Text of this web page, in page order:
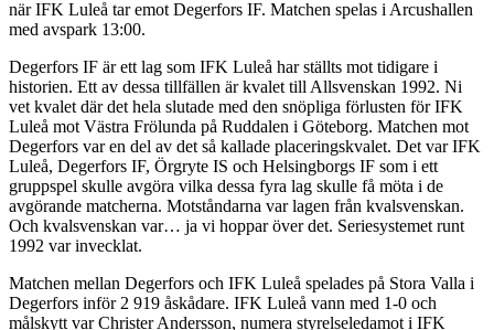
när IFK Luleå tar emot Degerfors IF. Matchen spelas i Arcushallen
med avspark 13:00.
Degerfors IF är ett lag som IFK Luleå har ställts mot tidigare i
historien. Ett av dessa tillfällen är kvalet till Allsvenskan 1992. Ni
vet kvalet där det hela slutade med den snöpliga förlusten för IFK
Luleå mot Västra Frölunda på Ruddalen i Göteborg. Matchen mot
Degerfors var en del av det så kallade placeringskvalet. Det var IFK
Luleå, Degerfors IF, Örgryte IS och Helsingborgs IF som i ett
gruppspel skulle avgöra vilka dessa fyra lag skulle få möta i de
avgörande matcherna. Motståndarna var lagen från kvalsvenskan.
Och kvalsvenskan var… ja vi hoppar över det. Seriesystemet runt
1992 var invecklat.
Matchen mellan Degerfors och IFK Luleå spelades på Stora Valla i
Degerfors inför 2 919 åskådare. IFK Luleå vann med 1-0 och
målskytt var Christer Andersson, numera styrelseledamot i IFK